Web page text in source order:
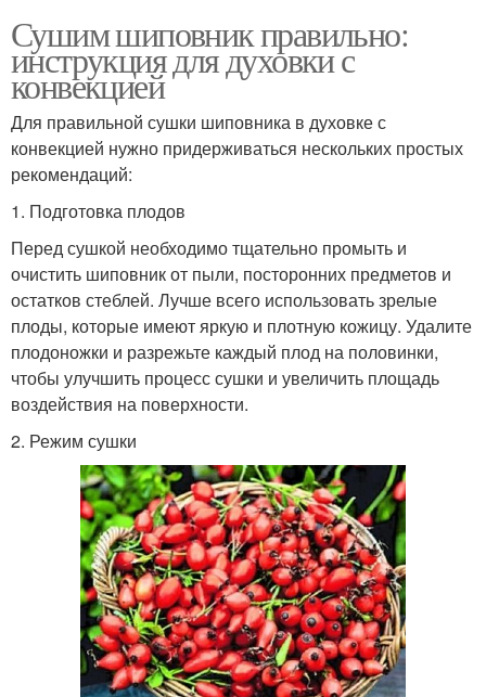
Сушим шиповник правильно:
инструкция для духовки с
конвекцией
Для правильной сушки шиповника в духовке с
конвекцией нужно придерживаться нескольких простых
рекомендаций:
1. Подготовка плодов
Перед сушкой необходимо тщательно промыть и
очистить шиповник от пыли, посторонних предметов и
остатков стеблей. Лучше всего использовать зрелые
плоды, которые имеют яркую и плотную кожицу. Удалите
плодоножки и разрежьте каждый плод на половинки,
чтобы улучшить процесс сушки и увеличить площадь
воздействия на поверхности.
2. Режим сушки